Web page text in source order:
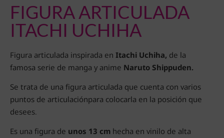
FIGURA ARTICULADA
ITACHI UCHIHA
Figura articulada inspirada en Itachi Uchiha, de la
famosa serie de manga y anime Naruto Shippuden.
Se trata de una figura articulada que cuenta con varios
puntos de articulaciónpara colocarla en la posición que
desees.
Es una figura de unos 13 cm hecha en vinilo de alta